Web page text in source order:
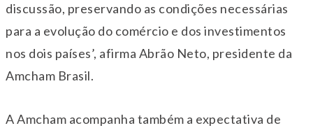
discussão, preservando as condições necessárias
para a evolução do comércio e dos investimentos
nos dois países’, afirma Abrão Neto, presidente da
Amcham Brasil.
A Amcham acompanha também a expectativa de